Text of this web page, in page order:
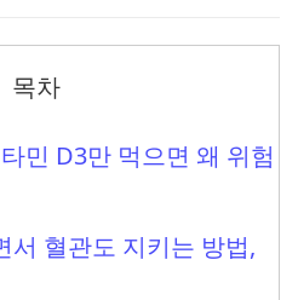
목차
민 D3만 먹으면 왜 위험
서 혈관도 지키는 방법,